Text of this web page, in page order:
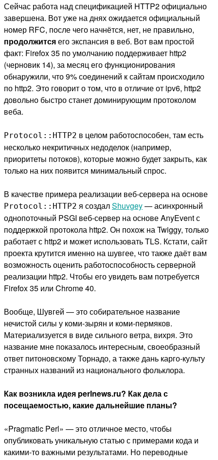
Сейчас работа над спецификацией HTTP2 официально
завершена. Вот уже на днях ожидается официальный
номер RFC, после чего начнётся, нет, не правильно,
продолжитсяего экспансия в веб. Вот вам простой
факт: Firefox 35 по умолчанию поддерживает http2
(черновик 14), за месяц его функционирования
обнаружили, что 9% соединений к сайтам происходило
по http2. Это говорит о том, что в отличие от ipv6, http2
довольно быстро станет доминирующим протоколом
веба.
Protocol::HTTP2 в целом работоспособен, там есть
несколько некритичных недоделок (например,
приоритеты потоков), которые можно будет закрыть, как
только на них появится минимальный спрос.
В качестве примера реализации веб-сервера на основе
Protocol::HTTP2 я создалShuvgey— асинхронный
однопоточный PSGI веб-сервер на основе AnyEvent с
поддержкой протокола http2. Он похож на Twiggy, только
работает с http2 и может использовать TLS. Кстати, сайт
проекта крутится именно на шувгее, что также даёт вам
возможность оценить работоспособность серверной
реализации http2. Чтобы его увидеть вам потребуется
Firefox 35 или Chrome 40.
Вообще, Шувгей — это собирательное название
нечистой силы у коми-зырян и коми-пермяков.
Материализуется в виде сильного ветра, вихря. Это
название мне показалось интересным, своеобразный
ответ питоновскому Торнадо, а также дань карго-культу
странных названий из национального фольклора.
Как возникла идея perlnews.ru? Как дела с
посещаемостью, какие дальнейшие планы?
«Pragmatic Perl» — это отличное место, чтобы
опубликовать уникальную статью с примерами кода и
какими-то важными результатами. Но переводные